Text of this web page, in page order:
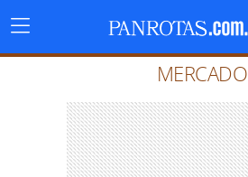
Menu
Principal
MERCADO